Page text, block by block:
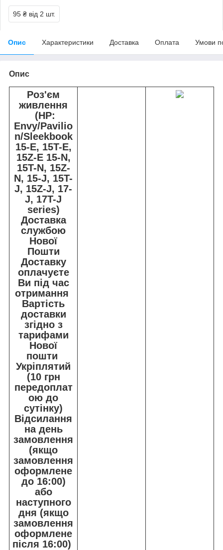
95 ₴ від 2 шт.
Опис Характеристики Доставка Оплата Умови
Опис
Роз'єм
живлення
(HP:
Envy/Pavilio
n/Sleekbook
15-E, 15T-E,
15Z-E 15-N,
15T-N, 15Z-
N, 15-J, 15T-
J, 15Z-J, 17-
J, 17T-J
series)
Доставка
службою
Нової
Пошти
Доставку
оплачуєте
Ви під час
отримання
Вартість
доставки
згідно з
тарифами
Нової
пошти
Укріплятий
(10 грн
передоплат
ою до
сутінку)
Відсилання
на день
замовлення
(якщо
замовлення
оформлене
до 16:00)
або
наступного
дня (якщо
замовлення
оформлене
після 16:00)